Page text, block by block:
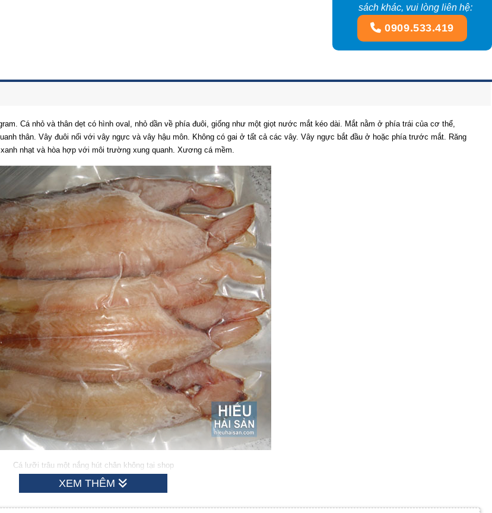
sách khác, vui lòng liên hệ:
0909.533.419
Cá nhỏ và thân dẹt có hình oval, nhỏ dần về phía đuôi, giống như một giọt nước mắt kéo dài. Mắt nằm ở phía trái của cơ thể,
thân. Vây đuôi nối với vây ngực và vây hậu môn. Không có gai ở tất cả các vây. Vây ngực bắt đầu ở hoặc phía trước mắt. Răng
nhạt và hòa hợp với môi trường xung quanh. Xương cá mềm.
Cá lưỡi trâu một nắng hút chân không tại shop
Ngoài tên cá lưỡi trâu thì còn rất nhiều cái tên khác như: cá lưỡi mèo, cá lưỡi bò, cá bơn cát, cá thờn bơn... mỗi vùng kêu mỗi khác.
XEM THÊM